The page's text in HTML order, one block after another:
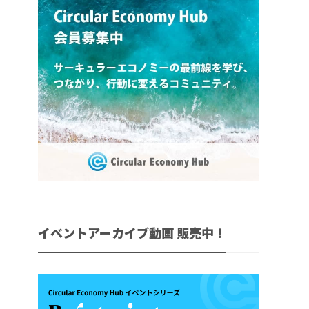
イベントアーカイブ動画 販売中！